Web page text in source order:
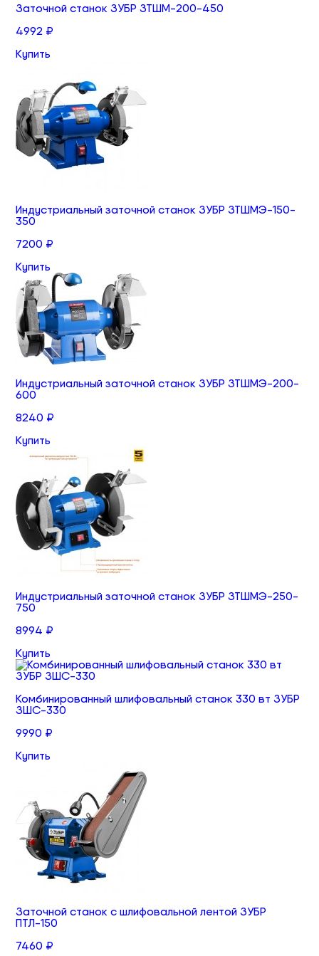
Заточной станок ЗУБР ЗТШМ-200-450
4992 ₽
Купить
Индустриальный заточной станок ЗУБР ЗТШМЭ-150-
350
7200 ₽
Купить
Индустриальный заточной станок ЗУБР ЗТШМЭ-200-
600
8240 ₽
Купить
Индустриальный заточной станок ЗУБР ЗТШМЭ-250-
750
8994 ₽
Купить
Комбинированный шлифовальный станок 330 вт ЗУБР
ЗШС-330
9990 ₽
Купить
Заточной станок с шлифовальной лентой ЗУБР
ПТЛ-150
7460 ₽